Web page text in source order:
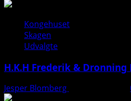
Kongehuset
Skagen
Udvalgte
H.K.H Frederik & Dronning
Jesper Blomberg